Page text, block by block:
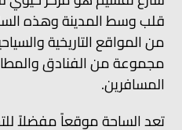
قلب وسط المدينة وهذه
من المواقع التاريخية
مجموعة من الفنادق
المسافرين.
تعد الساحة موقعاً مفضلاً